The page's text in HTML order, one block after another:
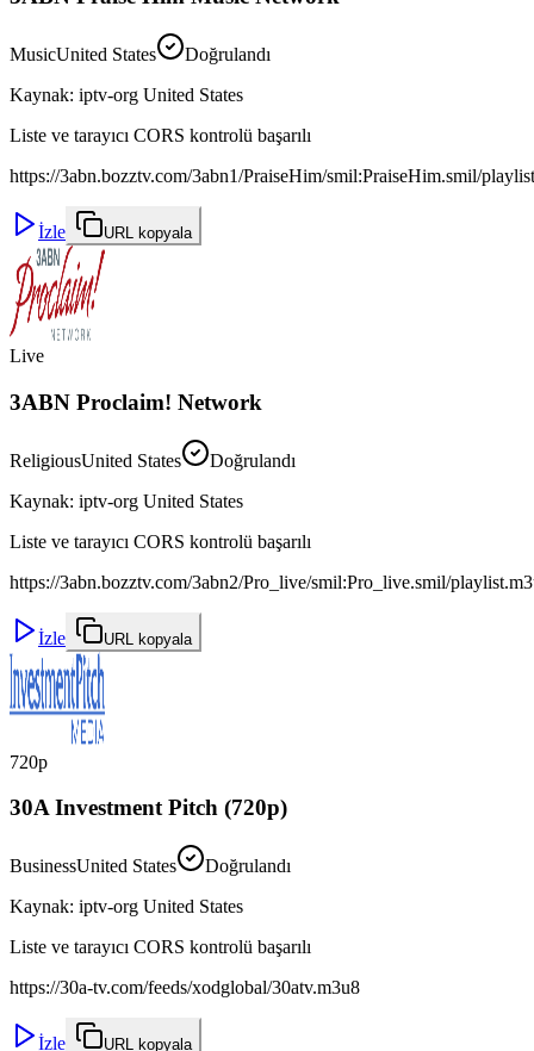
MusicUnited States
Doğrulandı
Kaynak: iptv-org United States
Liste ve tarayıcı CORS kontrolü başarılı
https://3abn.bozztv.com/3abn1/PraiseHim/smil:PraiseHim.smil/
İzle URL kopyala
Live
3ABN Proclaim! Network
ReligiousUnited States
Doğrulandı
Kaynak: iptv-org United States
Liste ve tarayıcı CORS kontrolü başarılı
https://3abn.bozztv.com/3abn2/Pro_live/smil:Pro_live.smil/
İzle URL kopyala
720p
30A Investment Pitch (720p)
BusinessUnited States
Doğrulandı
Kaynak: iptv-org United States
Liste ve tarayıcı CORS kontrolü başarılı
https://30a-tv.com/feeds/xodglobal/30atv.m3u8
İzle URL kopyala